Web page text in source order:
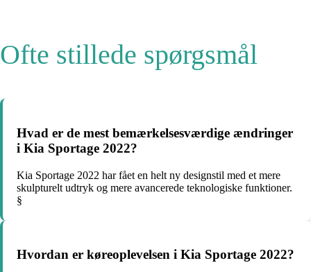
Ofte stillede spørgsmål
Hvad er de mest bemærkelsesværdige ændringer
i Kia Sportage 2022?
Kia Sportage 2022 har fået en helt ny designstil med et mere
skulpturelt udtryk og mere avancerede teknologiske funktioner.
§
Hvordan er køreoplevelsen i Kia Sportage 2022?